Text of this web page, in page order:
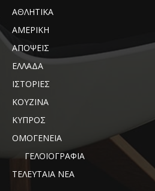
ΑΘΛΗΤΙΚΑ
ΑΜΕΡΙΚΗ
ΑΠΟΨΕΙΣ
ΕΛΛΑΔΑ
ΙΣΤΟΡΙΕΣ
ΚΟΥΖΙΝΑ
ΚΥΠΡΟΣ
ΟΜΟΓΕΝΕΙΑ
ΓΕΛΟΙΟΓΡΑΦΙΑ
ΤΕΛΕΥΤΑΙΑ ΝΕΑ